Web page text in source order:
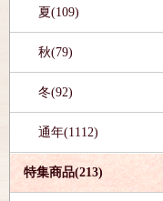
夏(109)
秋(79)
冬(92)
通年(1112)
特集商品(213)